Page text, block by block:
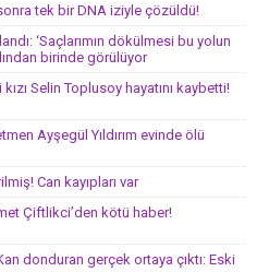
sonra tek bir DNA iziyle çözüldü!
‘Saçlarımın dökülmesi bu yolun
birinde görülüyor
Selin Toplusoy hayatını kaybetti!
Ayşegül Yıldırım evinde ölü
Can kayıpları var
Çiftlikci’den kötü haber!
donduran gerçek ortaya çıktı: Eski